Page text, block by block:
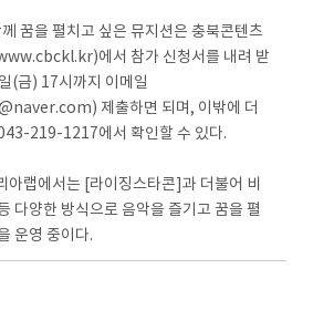
꿈을 펼치고 싶은 뮤지션은 충북콘텐츠
에서 참가 신청서를 내려 받
(금) 17시까지 이메일
제출하면 되며, 이밖에 더
219-1217에서 확인할 수 있다.
아랩에서는 [라이징스타콘]과 더불어 비
다양한 방식으로 음악을 즐기고 꿈을 펼
운영 중이다.